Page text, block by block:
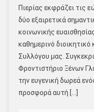
Πιερίας εκφράζει τις
δύο εξαιρετικά
κοινωνικής
καθημερινό
Συλλόγου μας.
Φροντιστήριο Ξένων
την ευγενική δωρεά
προσφορά αυτή […]